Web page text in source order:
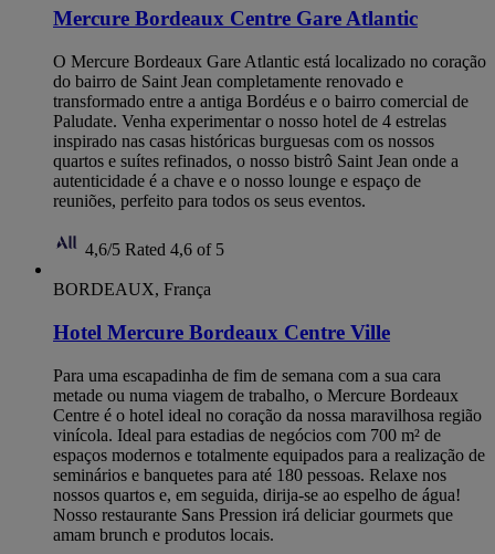
Mercure Bordeaux Centre Gare Atlantic
O Mercure Bordeaux Gare Atlantic está localizado no coração
do bairro de Saint Jean completamente renovado e
transformado entre a antiga Bordéus e o bairro comercial de
Paludate. Venha experimentar o nosso hotel de 4 estrelas
inspirado nas casas históricas burguesas com os nossos
quartos e suítes refinados, o nosso bistrô Saint Jean onde a
autenticidade é a chave e o nosso lounge e espaço de
reuniões, perfeito para todos os seus eventos.
4,6/5 Rated 4,6 of 5
BORDEAUX, França
Hotel Mercure Bordeaux Centre Ville
Para uma escapadinha de fim de semana com a sua cara
metade ou numa viagem de trabalho, o Mercure Bordeaux
Centre é o hotel ideal no coração da nossa maravilhosa região
vinícola. Ideal para estadias de negócios com 700 m² de
espaços modernos e totalmente equipados para a realização de
seminários e banquetes para até 180 pessoas. Relaxe nos
nossos quartos e, em seguida, dirija-se ao espelho de água!
Nosso restaurante Sans Pression irá deliciar gourmets que
amam brunch e produtos locais.